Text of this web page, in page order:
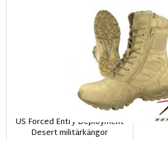
US Forced Entry Deployment
Desert militärkängor